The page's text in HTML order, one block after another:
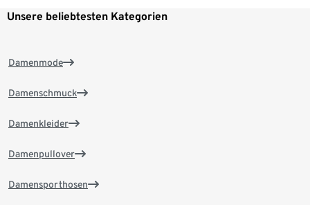
Unsere beliebtesten Kategorien
Damenmode
Damenschmuck
Damenkleider
Damenpullover
Damensporthosen